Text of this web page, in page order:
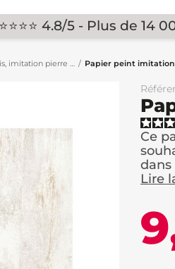
4.8/5 - Plus de 14
imitation pierre … Papier peint
Ce
dans
Lire